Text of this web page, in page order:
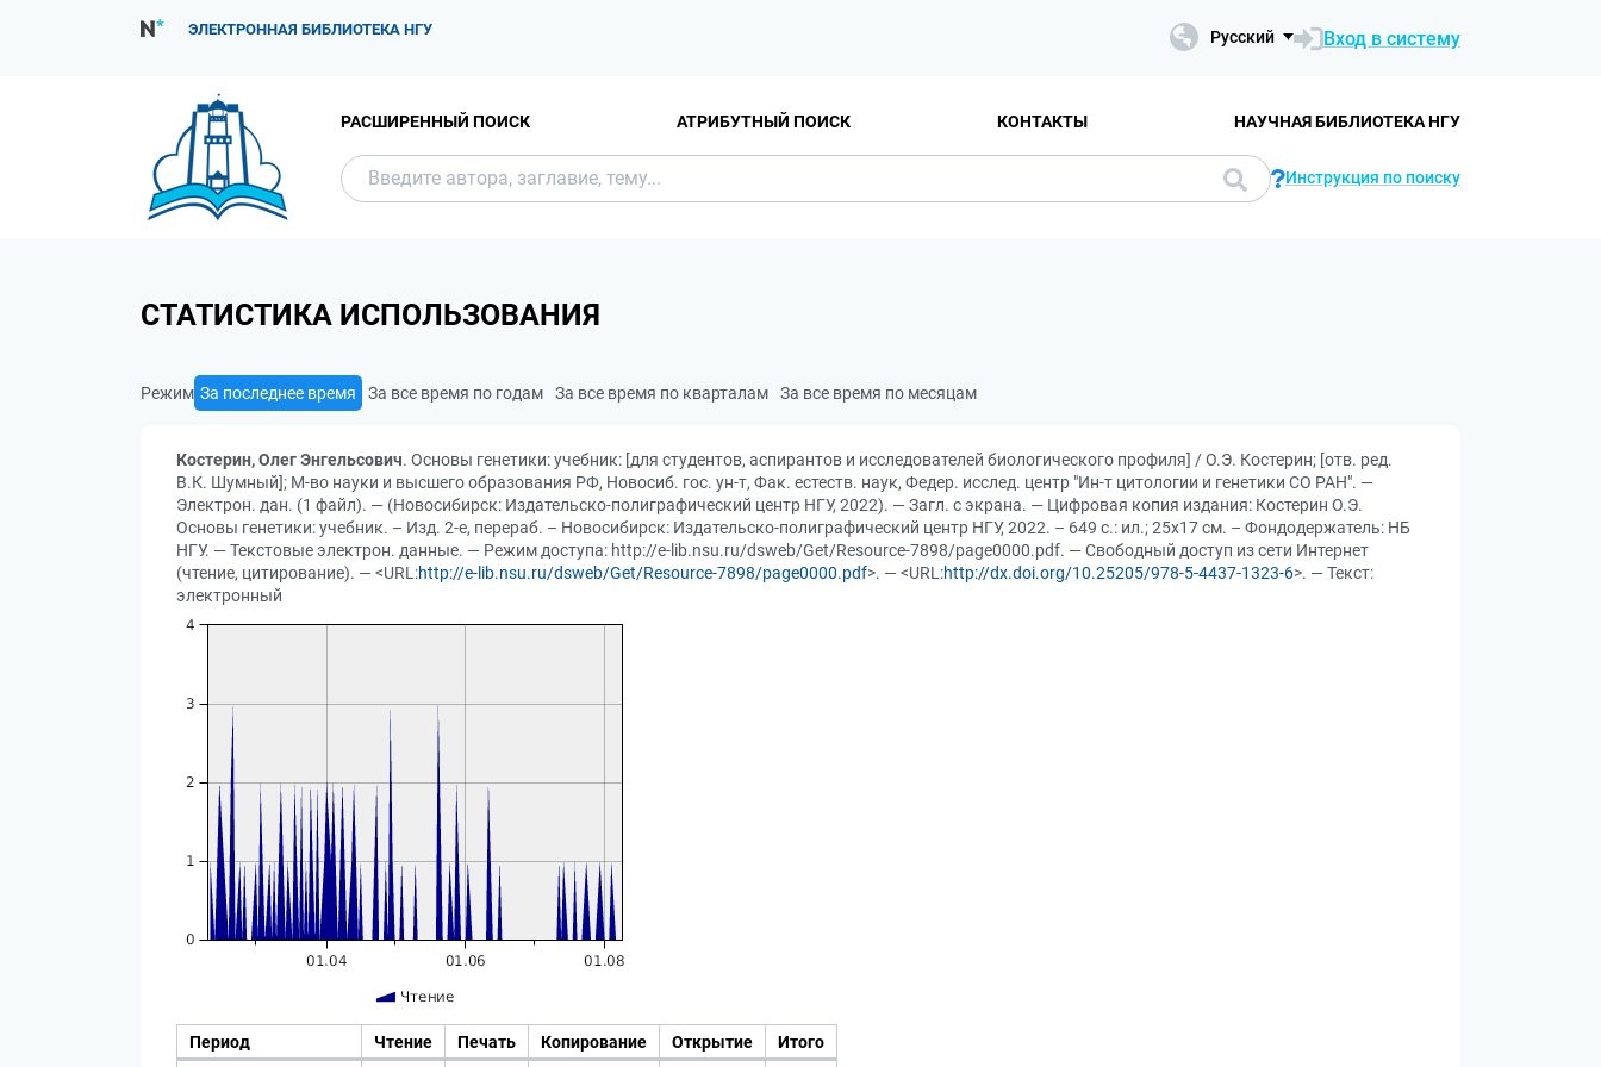
ЭЛЕКТРОННАЯ БИБЛИОТЕКА НГУ Русский Вход в систему
РАСШИРЕННЫЙ ПОИСК АТРИБУТНЫЙ ПОИСК КОНТАКТЫ НАУЧНАЯ БИБЛИОТЕКА НГУ
Инструкция по поиску
СТАТИСТИКА ИСПОЛЬЗОВАНИЯ
Режим За последнее время За все время по годам За все время по кварталам За все время по месяцам
Костерин, Олег Энгельсович. Основы генетики: учебник: [для студентов, аспирантов и исследователей биологического профиля] / О.Э. Костерин; [отв. ред.
В.К. Шумный]; М-во науки и высшего образования РФ, Новосиб. гос. ун-т, Фак. естеств. наук, Федер. исслед. центр "Ин-т цитологии и генетики СО РАН". —
Электрон. дан. (1 файл). — (Новосибирск: Издательско-полиграфический центр НГУ, 2022). — Загл. с экрана. — Цифровая копия издания: Костерин О.Э.
Основы генетики: учебник. – Изд. 2-е, перераб. – Новосибирск: Издательско-полиграфический центр НГУ, 2022. – 649 с.: ил.; 25x17 см. – Фондодержатель: НБ
НГУ. — Текстовые электрон. данные. — Режим доступа: http://e-lib.nsu.ru/dsweb/Get/Resource-7898/page0000.pdf. — Свободный доступ из сети Интернет
(чтение, цитирование). — <URL:http://e-lib.nsu.ru/dsweb/Get/Resource-7898/page0000.pdf>. — <URL:http://dx.doi.org/10.25205/978-5-4437-1323-6>. — Текст:
электронный
Период Чтение Печать Копирование Открытие
Итого